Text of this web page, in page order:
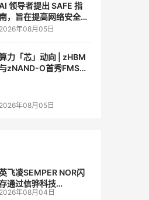
领导者提出 SAFE 指
，旨在提高网络安全透
明度
2026年08月05日
力「芯」动向 | zHBM
zNAND-O首秀FMS
个维度，z轴算盘的魅力
2026年08月05日
飞凌SEMPER NOR闪
通过信骅科技
AST2700 BMC认证，全
2026年08月04日